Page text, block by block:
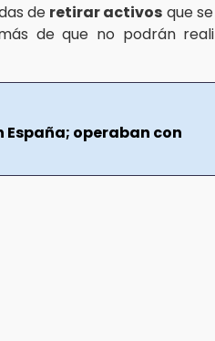
de retirar activos que
de que no podrán
España; operaban con